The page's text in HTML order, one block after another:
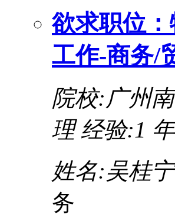
欲求职位
工作-商务/
院校:广州
理 经验:1 年
姓名:吴桂宁
务